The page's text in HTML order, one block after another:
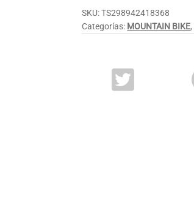
SKU:TS298942418368
Categorías: MOUNTAIN BIKE,